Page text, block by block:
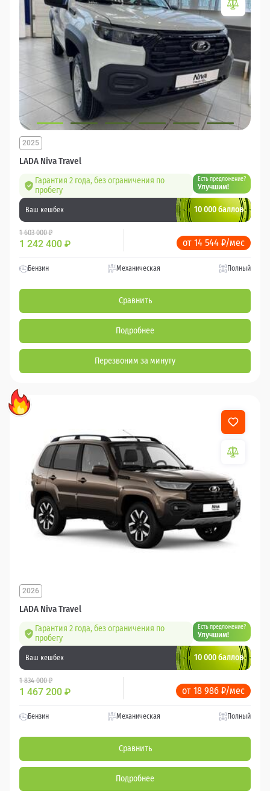
LADA Niva Travel
2025
Гарантия 2 года, без ограничения по
пробегу
Есть предложение?
Улучшим!
Ваш кешбек 10 000 баллов
1 603 000 ₽
1 242 400 ₽ от 14 544 ₽/мес
Бензин Механическая Полный
Сравнить
Подробнее
Перезвоним за минуту
LADA Niva Travel
2026
Гарантия 2 года, без ограничения по
пробегу
Есть предложение?
Улучшим!
Ваш кешбек 10 000 баллов
1 834 000 ₽
1 467 200 ₽ от 18 986 ₽/мес
Бензин Механическая Полный
Сравнить
Подробнее